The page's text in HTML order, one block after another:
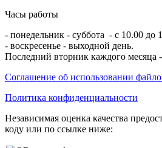
Часы работы
- понедельник - суббота - с 10.00 до
- воскресенье - выходной день.
Последний вторник каждого месяца
Соглашение об использовании
Политика конфиденциальности
Независимая оценка качества
коду или по ссылке ниже: